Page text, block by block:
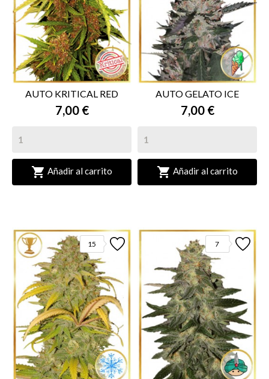
AUTO KRITICAL RED
7,00 €
 Añadir al carrito
AUTO GELATO ICE
7,00 €
 Añadir al carrito
15 7